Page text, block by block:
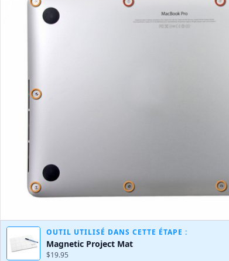
OUTIL UTILISÉ DANS CETTE ÉTAPE :
Magnetic Project Mat
$19.95